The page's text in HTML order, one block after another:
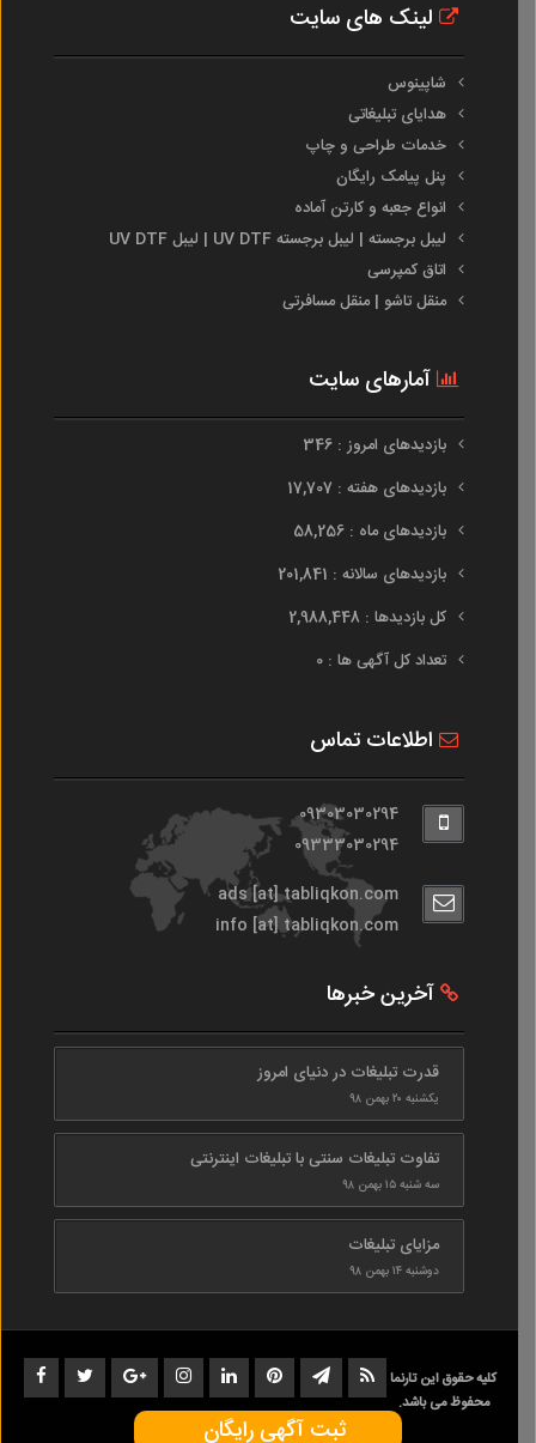
لینک های سایت
شاپینوس
هدایای تبلیغاتی
خدمات طراحی و چاپ
پنل پیامک رایگان
انواع جعبه و کارتن آماده
لیبل برجسته | لیبل برجسته UV DTF | لیبل UV DTF
اتاق کمپرسی
منقل تاشو | منقل مسافرتی
آمارهای سایت
بازدیدهای امروز : 346
بازدیدهای هفته : 17,707
بازدیدهای ماه : 58,256
بازدیدهای سالانه : 201,841
کل بازدیدها : 2,988,448
تعداد کل آگهی ها : 0
اطلاعات تماس
09303030294
09333030294
ads [at] tabliqkon.com
info [at] tabliqkon.com
آخرین خبرها
قدرت تبلیغات در دنیای امروز
یکشنبه ۲۰ بهمن ۹۸
تفاوت تبلیغات سنتی با تبلیغات اینترنتی
سه شنبه ۱۵ بهمن ۹۸
مزایای تبلیغات
دوشنبه ۱۴ بهمن ۹۸
کلیه حقوق این تارنما
محفوظ می باشد.
1402-1398
ثبت آگهی رایگان